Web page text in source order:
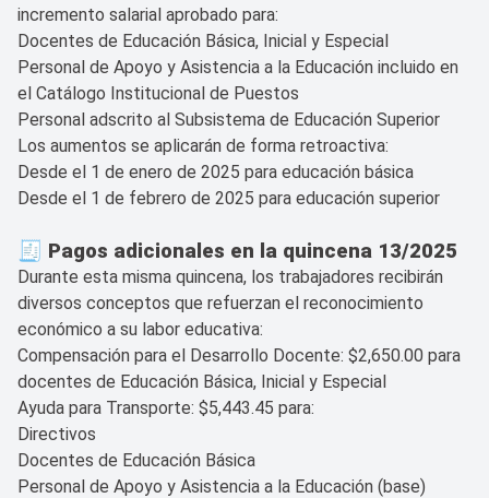
incremento salarial aprobado para:
Docentes de Educación Básica, Inicial y Especial
Personal de Apoyo y Asistencia a la Educación incluido en
el Catálogo Institucional de Puestos
Personal adscrito al Subsistema de Educación Superior
Los aumentos se aplicarán de forma retroactiva:
Desde el 1 de enero de 2025 para educación básica
Desde el 1 de febrero de 2025 para educación superior
🧾 Pagos adicionales en la quincena 13/2025
Durante esta misma quincena, los trabajadores recibirán
diversos conceptos que refuerzan el reconocimiento
económico a su labor educativa:
Compensación para el Desarrollo Docente: $2,650.00 para
docentes de Educación Básica, Inicial y Especial
Ayuda para Transporte: $5,443.45 para:
Directivos
Docentes de Educación Básica
Personal de Apoyo y Asistencia a la Educación (base)